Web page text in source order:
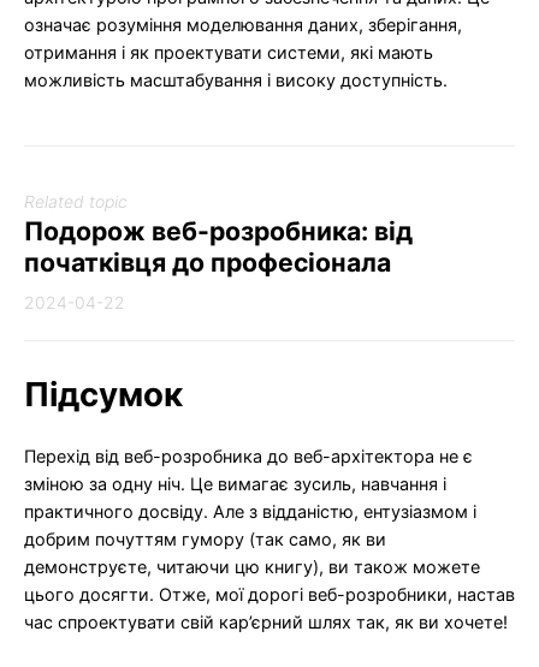
означає розуміння моделювання даних, зберігання,
отримання і як проектувати системи, які мають
можливість масштабування і високу доступність.
Related topic
Подорож веб-розробника: від
початківця до професіонала
2024-04-22
Підсумок
Перехід від веб-розробника до веб-архітектора не є
зміною за одну ніч. Це вимагає зусиль, навчання і
практичного досвіду. Але з відданістю, ентузіазмом і
добрим почуттям гумору (так само, як ви
демонструєте, читаючи цю книгу), ви також можете
цього досягти. Отже, мої дорогі веб-розробники, настав
час спроектувати свій кар’єрний шлях так, як ви хочете!